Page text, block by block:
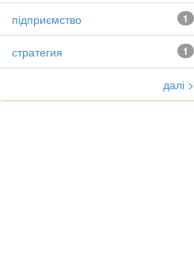
1
підприємство
1
стратегия
далі >